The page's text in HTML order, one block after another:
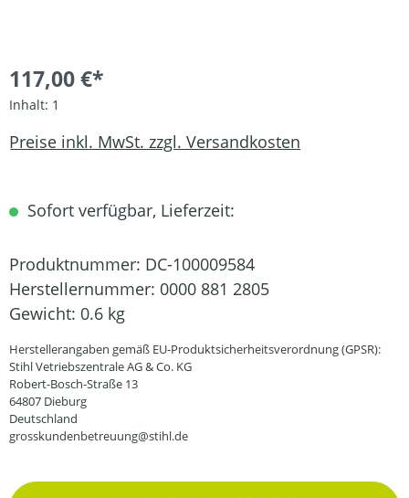
117,00 €*
Inhalt: 1
Preise inkl. MwSt. zzgl. Versandkosten
Sofort verfügbar, Lieferzeit:
Produktnummer: DC-100009584
Herstellernummer: 0000 881 2805
Gewicht: 0.6 kg
Herstellerangaben gemäß EU-Produktsicherheitsverordnung (GPSR):
Stihl Vetriebszentrale AG & Co. KG
Robert-Bosch-Straße 13
64807 Dieburg
Deutschland
grosskundenbetreuung@stihl.de